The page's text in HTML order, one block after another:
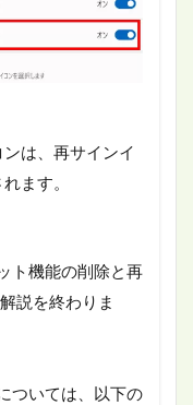
は、再サインイ
ます。
ト機能の削除と再
説を終わりま
ついては、以下の